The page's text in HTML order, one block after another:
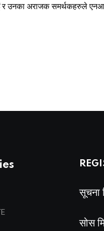
र उनका अराजक समर्थकहरुले
सूचना
सोस